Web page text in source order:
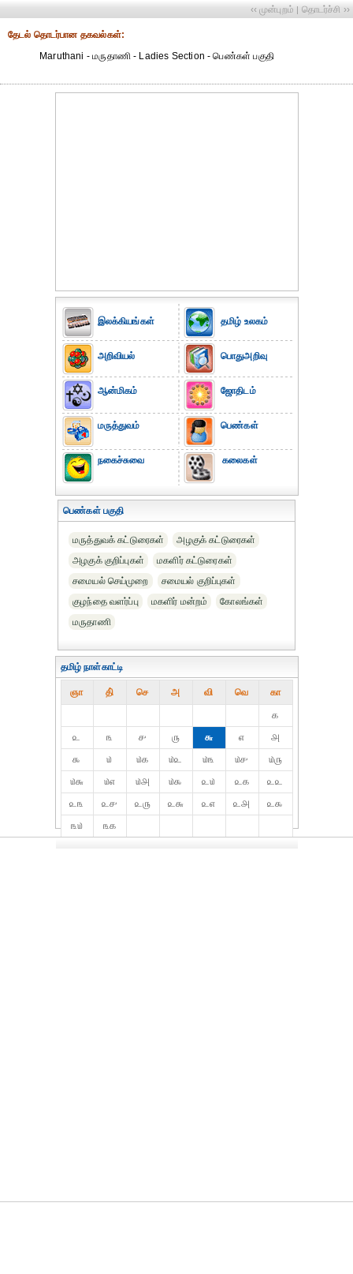
‹‹ முன்புறம் | தொடர்ச்சி ››
தேட‌ல் தொட‌ர்பான தகவ‌ல்க‌ள்:
Maruthani - மருதாணி - Ladies Section - பெண்கள் பகுதி
இலக்கியங்கள்
அறிவியல்
ஆன்மிகம்
மருத்துவம்
நகைச்சுவை
தமிழ் உலகம்
பொதுஅறிவு
ஜோதிடம்
பெண்கள்
கலைகள்
பெண்கள் பகுதி
மருத்துவக் கட்டுரைகள்
அழகுக் கட்டுரைகள்
அழகுக் குறிப்புகள்
மகளிர் கட்டுரைகள்
சமையல் செய்முறை
சமையல் குறிப்புகள்
குழந்தை வளர்ப்பு
மகளிர் மன்றம்
கோலங்கள்
மருதாணி
தமிழ் நாள்காட்டி
ஞா தி் செ அ வி வெ கா
௧
௨
௩ ௪ ௫ ௬ ௭
௮
௯
௰ ௰௧ ௰௨ ௰௩ ௰௪
௰௫
௰௬
௰௭ ௰௮ ௰௯ ௨௰ ௨௧
௨௨
௨௩
௨௪ ௨௫ ௨௬ ௨௭ ௨௮
௨௯
௩௰
௩௧